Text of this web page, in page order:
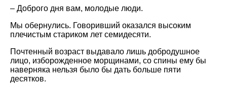
– Доброго дня вам, молодые люди.
Мы обернулись. Говоривший оказался высоким
плечистым стариком лет семидесяти.
Почтенный возраст выдавало лишь добродушное
лицо, изборожденное морщинами, со спины ему бы
наверняка нельзя было бы дать больше пяти
десятков.